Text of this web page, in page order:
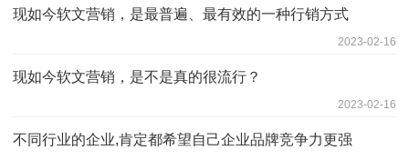
现如今软文营销，是最普遍、最有效的一种行销方式
2023-02-16
现如今软文营销，是不是真的很流行？
2023-02-16
不同行业的企业,肯定都希望自己企业品牌竞争力更强